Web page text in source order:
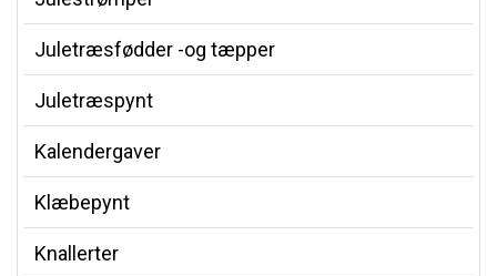
Juletræsfødder -og tæpper
Juletræspynt
Kalendergaver
Klæbepynt
Knallerter